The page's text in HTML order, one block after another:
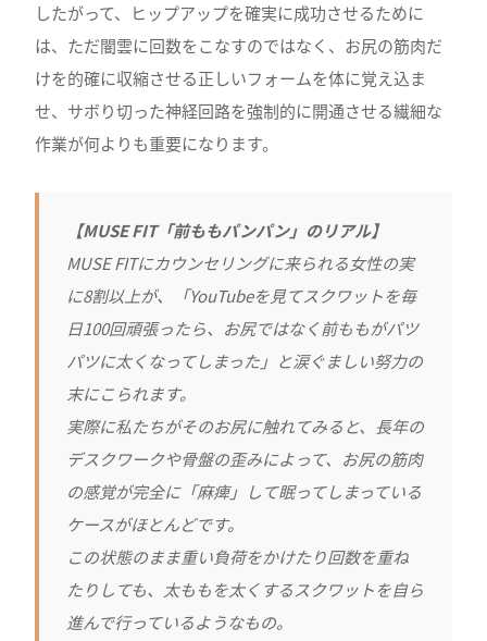
したがって、ヒップアップを確実に成功させるために
は、ただ闇雲に回数をこなすのではなく、お尻の筋肉だ
けを的確に収縮させる正しいフォームを体に覚え込ま
せ、サボり切った神経回路を強制的に開通させる繊細な
作業が何よりも重要になります。
【MUSE FIT「前ももパンパン」のリアル】
MUSE FITにカウンセリングに来られる女性の実
に8割以上が、「YouTubeを見てスクワットを毎
日100回頑張ったら、お尻ではなく前ももがパツ
パツに太くなってしまった」と涙ぐましい努力の
末にこられます。
実際に私たちがそのお尻に触れてみると、長年の
デスクワークや骨盤の歪みによって、お尻の筋肉
の感覚が完全に「麻痺」して眠ってしまっている
ケースがほとんどです。
この状態のまま重い負荷をかけたり回数を重ね
たりしても、太ももを太くするスクワットを自ら
進んで行っているようなもの。